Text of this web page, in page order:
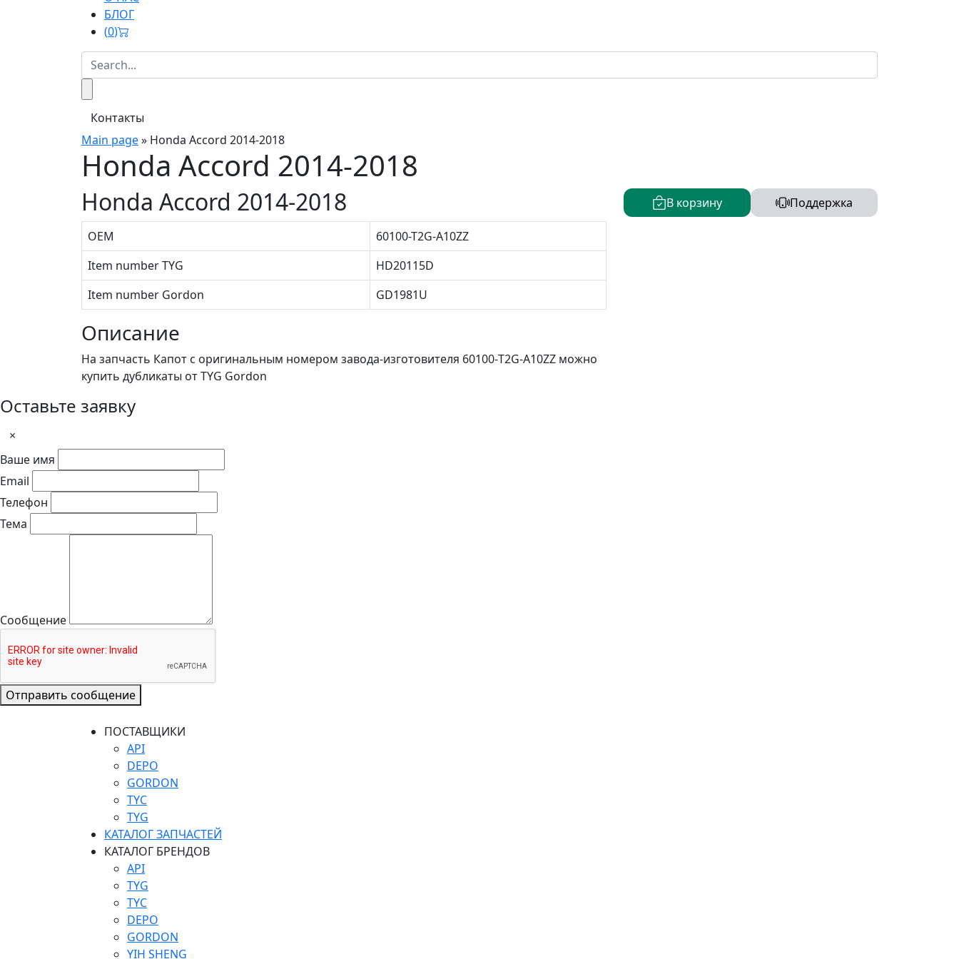
БЛОГ
(0)
Контакты
Main page» Honda Accord 2014-2018
Honda Accord 2014-2018
В корзину Поддержка
Honda Accord 2014-2018
OEM
60100-T2G-A10ZZ
Item number TYG
HD20115D
Item number Gordon
GD1981U
Описание
На запчасть Капот с оригинальным номером завода-изготовителя 60100-T2G-A10ZZ можно
купить дубликаты от TYG Gordon
Оставьте заявку
×
Ваше имя
Email
Телефон
Тема
Сообщение
Отправить сообщение
ПОСТАВЩИКИ
API
DEPO
GORDON
TYC
TYG
КАТАЛОГ ЗАПЧАСТЕЙ
КАТАЛОГ БРЕНДОВ
API
TYG
TYC
DEPO
GORDON
YIH SHENG